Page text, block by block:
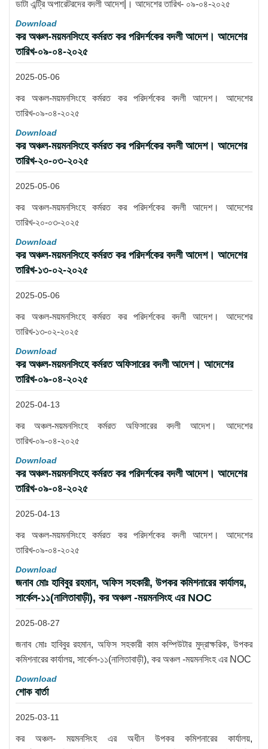
ডাটা এন্ট্রি অপারেটরদের বদলী আদেশ|। আদেশের তারিখ- ০৯-০৪-২০২৫
Download
কর অঞ্চল-ময়মনসিংহে কর্মরত কর পরিদর্শকের বদলী আদেশ। আদেশের
তারিখ-০৯-০৪-২০২৫
2025-05-06
কর অঞ্চল-ময়মনসিংহে কর্মরত কর পরিদর্শকের বদলী আদেশ। আদেশের
তারিখ-০৯-০৪-২০২৫
Download
কর অঞ্চল-ময়মনসিংহে কর্মরত কর পরিদর্শকের বদলী আদেশ। আদেশের
তারিখ-২০-০৩-২০২৫
2025-05-06
কর অঞ্চল-ময়মনসিংহে কর্মরত কর পরিদর্শকের বদলী আদেশ। আদেশের
তারিখ-২০-০৩-২০২৫
Download
কর অঞ্চল-ময়মনসিংহে কর্মরত কর পরিদর্শকের বদলী আদেশ। আদেশের
তারিখ-১৩-০২-২০২৫
2025-05-06
কর অঞ্চল-ময়মনসিংহে কর্মরত কর পরিদর্শকের বদলী আদেশ। আদেশের
তারিখ-১৩-০২-২০২৫
Download
কর অঞ্চল-ময়মনসিংহে কর্মরত অফিসারের বদলী আদেশ। আদেশের
তারিখ-০৯-০৪-২০২৫
2025-04-13
কর অঞ্চল-ময়মনসিংহে কর্মরত অফিসারের বদলী আদেশ। আদেশের
তারিখ-০৯-০৪-২০২৫
Download
কর অঞ্চল-ময়মনসিংহে কর্মরত কর পরিদর্শকের বদলী আদেশ। আদেশের
তারিখ-০৯-০৪-২০২৫
2025-04-13
কর অঞ্চল-ময়মনসিংহে কর্মরত কর পরিদর্শকের বদলী আদেশ। আদেশের
তারিখ-০৯-০৪-২০২৫
Download
জনাব মোঃ হাবিবুর রহমান, অফিস সহকারী, উপকর কমিশনারের কার্যালয়,
সার্কেল-১১(নালিতাবাড়ী), কর অঞ্চল -ময়মনসিংহ এর NOC
2025-08-27
জনাব মোঃ হাবিবুর রহমান, অফিস সহকারী কাম কম্পিউটার মুদ্রাক্ষরিক, উপকর
কমিশনারের কার্যালয়, সার্কেল-১১(নালিতাবাড়ী), কর অঞ্চল -ময়মনসিংহ এর NOC
Download
শোক বার্তা
2025-03-11
কর অঞ্চল- ময়মনসিংহ এর অধীন উপকর কমিশনারের কার্যালয়,